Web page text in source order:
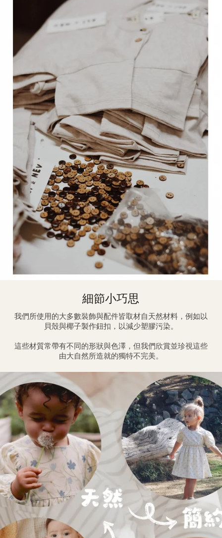
細節小巧思
我們所使用的大多數裝飾與配件皆取材自天然材料，例如以
貝殼與椰子製作鈕扣，以減少塑膠污染。
這些材質常帶有不同的形狀與色澤，但我們欣賞並珍視這些
由大自然所造就的獨特不完美。